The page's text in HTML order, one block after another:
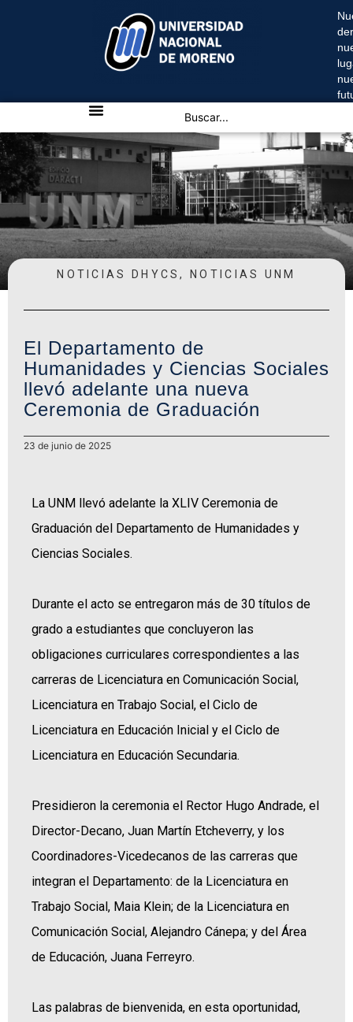
NOTICIAS DHYCS, NOTICIAS UNM
El Departamento de
Humanidades y Ciencias Sociales
llevó adelante una nueva
Ceremonia de Graduación
23 de junio de 2025
La UNM llevó adelante la XLIV Ceremonia de
Graduación del Departamento de Humanidades y
Ciencias Sociales.
Durante el acto se entregaron más de 30 títulos de
grado a estudiantes que concluyeron las
obligaciones curriculares correspondientes a las
carreras de Licenciatura en Comunicación Social,
Licenciatura en Trabajo Social, el Ciclo de
Licenciatura en Educación Inicial y el Ciclo de
Licenciatura en Educación Secundaria.
Presidieron la ceremonia el Rector Hugo Andrade, el
Director-Decano, Juan Martín Etcheverry, y los
Coordinadores-Vicedecanos de las carreras que
integran el Departamento: de la Licenciatura en
Trabajo Social, Maia Klein; de la Licenciatura en
Comunicación Social, Alejandro Cánepa; y del Área
de Educación, Juana Ferreyro.
Las palabras de bienvenida, en esta oportunidad,